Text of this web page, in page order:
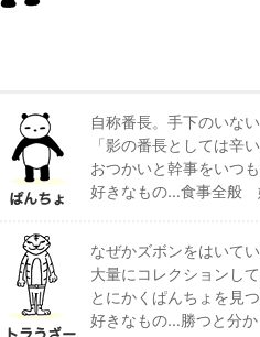
自称番長。手下のいな
「影の番長としては辛
おつかいと幹事をいつも
好きなもの…食事全般
なぜかズボンをはいてい
大量にコレクションし
とにかくぱんちょを見
好きなもの…勝つと分